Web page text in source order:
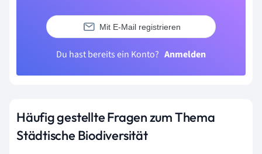
Mit E-Mail registrieren
Du hast bereits ein Konto? Anmelden
Häufig gestellte Fragen zum Thema
Städtische Biodiversität